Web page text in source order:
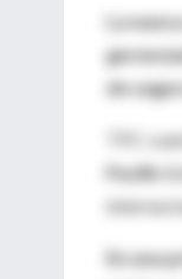
La
de
TPC
Pacific
En una